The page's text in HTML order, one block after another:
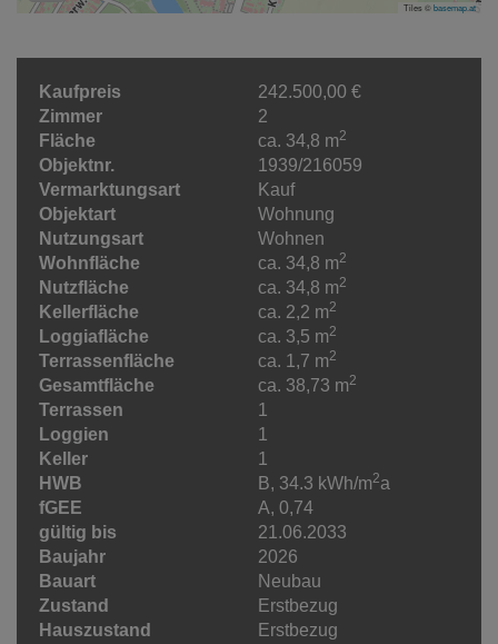
Tiles ©basemap.at
Kaufpreis
242.500,00 €
Zimmer
2
Fläche
ca. 34,8 m2
Objektnr.
1939/216059
Vermarktungsart
Kauf
Objektart
Wohnung
Nutzungsart
Wohnen
Wohnfläche
ca. 34,8 m2
Nutzfläche ca. 34,8 m2
Kellerfläche ca. 2,2 m2
Loggiafläche ca. 3,5 m2
Terrassenfläche ca. 1,7 m2
Gesamtfläche ca. 38,73 m2
Terrassen
1
Loggien
1
Keller
1
HWB
B, 34.3 kWh/m2a
fGEE
A, 0,74
gültig bis
21.06.2033
Baujahr
2026
Bauart
Neubau
Zustand
Erstbezug
Hauszustand
Erstbezug